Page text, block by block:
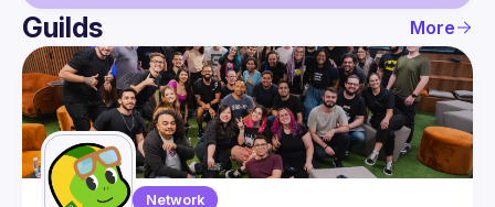
User
Events
Guilds
Guilds More
Network